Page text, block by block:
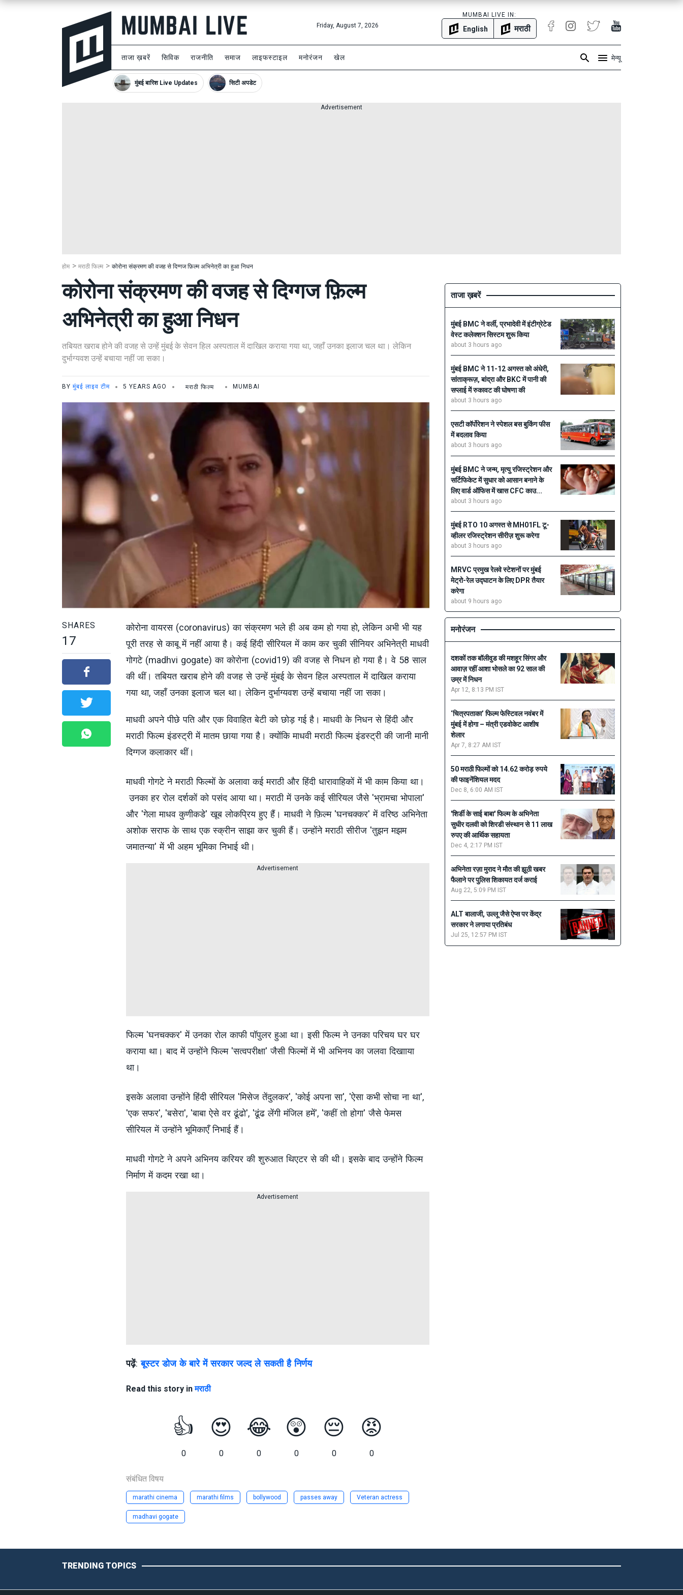
Friday, August 7, 2026
MUMBAI LIVE IN:
English मराठी
ताजा ख़बरें सिविक राजनीति समाज लाइफस्टाइल मनोरंजन खेल मेन्यू
मुंबई बारिश Live Updates सिटी अपडेट
Advertisement
होम मराठी फिल्म कोरोना संक्रमण की वजह से दिग्गज फ़िल्म अभिनेत्री का हुआ निधन
कोरोना संक्रमण की वजह से दिग्गज फ़िल्म
अभिनेत्री का हुआ निधन
तबियत खराब होने की वजह से उन्हें मुंबई के सेवन हिल अस्पताल में दाखिल कराया गया था, जहाँ उनका इलाज चल था। लेकिन
दुर्भाग्यवश उन्हें बचाया नहीं जा सका।
BY मुंबई लाइव टीम 5 YEARS AGO मराठी फिल्म MUMBAI
SHARES
17
कोरोना वायरस (coronavirus) का संक्रमण भले ही अब कम हो गया हो, लेकिन अभी भी यह
पूरी तरह से काबू में नहीं आया है। कई हिंदी सीरियल में काम कर चुकी सीनियर अभिनेत्री माधवी
गोगटे (madhvi gogate) का कोरोना (covid19) की वजह से निधन हो गया है। वे 58 साल
की थीं। तबियत खराब होने की वजह से उन्हें मुंबई के सेवन हिल अस्पताल में दाखिल कराया
गया था, जहाँ उनका इलाज चल था। लेकिन दुर्भाग्यवश उन्हें बचाया नहीं जा सका।
माधवी अपने पीछे पति और एक विवाहित बेटी को छोड़ गई है। माधवी के निधन से हिंदी और
मराठी फिल्म इंडस्ट्री में मातम छाया गया है। क्योंकि माधवी मराठी फिल्म इंडस्ट्री की जानी मानी
दिग्गज कलाकार थीं।
माधवी गोगटे ने मराठी फिल्मों के अलावा कई मराठी और हिंदी धारावाहिकों में भी काम किया था।
उनका हर रोल दर्शकों को पसंद आया था। मराठी में उनके कई सीरियल जैसे 'भ्रामचा भोपाला'
और 'गेला माधव कुणीकडे' खूब लोकप्रिय हुए हैं। माधवी ने फ़िल्म 'घनचक्कर' में वरिष्ठ अभिनेता
अशोक सराफ के साथ एक स्क्रीन साझा कर चुकी हैं। उन्होंने मराठी सीरीज 'तुझन मझम
जमातन्या' में भी अहम भूमिका निभाई थी।
Advertisement
फिल्म 'घनचक्कर' में उनका रोल काफी पॉपुलर हुआ था। इसी फिल्म ने उनका परिचय घर घर
कराया था। बाद में उन्होंने फिल्म 'सत्वपरीक्षा' जैसी फिल्मों में भी अभिनय का जलवा दिखााया
था।
इसके अलावा उन्होंने हिंदी सीरियल 'मिसेज तेंदुलकर', 'कोई अपना सा', 'ऐसा कभी सोचा ना था',
'एक सफर', 'बसेरा', 'बाबा ऐसे वर ढूंढो', 'ढूंढ लेंगी मंजिल हमें', 'कहीं तो होगा' जैसे फेमस
सीरियल में उन्होंने भूमिकाएँ निभाई हैं।
माधवी गोगटे ने अपने अभिनय करियर की शुरुआत थिएटर से की थी। इसके बाद उन्होंने फिल्म
निर्माण में कदम रखा था।
Advertisement
पढ़ें:बूस्टर डोज के बारे में सरकार जल्द ले सकती है निर्णय
Read this story inमराठी
👍
0
😍
0
😂
0
😲
0
😔
0
😡
0
संबंधित विषय
marathi cinema marathi films bollywood passes away Veteran actress
madhavi gogate
ताजा ख़बरें
मुंबई BMC ने वर्ली, प्रभादेवी में इंटीग्रेटेड
वेस्ट कलेक्शन सिस्टम शुरू किया
about 3 hours ago
मुंबई BMC ने 11-12 अगस्त को अंधेरी,
सांताक्रूज़, बांद्रा और BKC में पानी की
सप्लाई में रुकावट की घोषणा की
about 3 hours ago
एसटी कॉर्पोरेशन ने स्पेशल बस बुकिंग फीस
में बदलाव किया
about 3 hours ago
मुंबई BMC ने जन्म, मृत्यु रजिस्ट्रेशन और
सर्टिफिकेट में सुधार को आसान बनाने के
लिए वार्ड ऑफिस में खास CFC काउ...
about 3 hours ago
मुंबई RTO 10 अगस्त से MH01FL टू-
व्हीलर रजिस्ट्रेशन सीरीज़ शुरू करेगा
about 3 hours ago
MRVC प्रमुख रेलवे स्टेशनों पर मुंबई
मेट्रो-रेल उद्घाटन के लिए DPR तैयार
करेगा
about 9 hours ago
मनोरंजन
दशकों तक बॉलीवुड की मशहूर सिंगर और
आवाज़ रहीं आशा भोसले का 92 साल की
उम्र में निधन
Apr 12, 8:13 PM IST
‘चित्रपताका’ फिल्म फेस्टिवल नवंबर में
मुंबई में होगा – मंत्री एडवोकेट आशीष
शेलार
Apr 7, 8:27 AM IST
50 मराठी फिल्मों को 14.62 करोड़ रुपये
की फाइनेंशियल मदद
Dec 8, 6:00 AM IST
'शिर्डी के साई बाबा' फिल्म के अभिनेता
सुधीर दलवी को शिरडी संस्थान से 11 लाख
रुपए की आर्थिक सहायता
Dec 4, 2:17 PM IST
अभिनेता रज़ा मुराद ने मौत की झूठी खबर
फैलाने पर पुलिस शिकायत दर्ज कराई
Aug 22, 5:09 PM IST
ALT बालाजी, उल्लू जैसे ऐप्स पर केंद्र
सरकार ने लगाया प्रतिबंध
Jul 25, 12:57 PM IST
TRENDING TOPICS